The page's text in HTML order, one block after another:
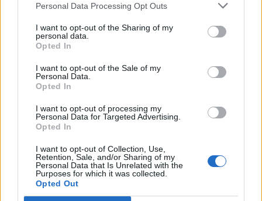
Personal Data Processing Opt Outs
I want to opt-out of the Sharing of my
personal data.
Opted In
I want to opt-out of the Sale of my
Personal Data.
Opted In
I want to opt-out of processing my
Personal Data for Targeted Advertising.
Opted In
I want to opt-out of Collection, Use,
Retention, Sale, and/or Sharing of my
Personal Data that Is Unrelated with the
Purposes for which it was collected.
Opted Out
brakowało, a FNC.R pokonałoby KCORP i zostałoby
mistrzem European Masters Summer 2021.
Po udanym okresie nadszedł czas na zmiany.
Organizacja nawiązała współpracę z hiszpańskim
Teamem Queso i przeniosła się do Superligi. Pod swoje
skrzydła zgarnęła wielu utalentowanych zawodników, w
tym m.in. Louisa "BEANA" Schmitza, który miał okazję
zagrać na mistrzostwach świata. Mało kto przypuszczał
jednak, że ten eksperyment tak dobrze wypali. FNTQ
niespodziewanie całkowicie zdominowało zarówno fazę
zasadniczą, jak i play-offy ligi, pewnie dostając się na EU
Masters.